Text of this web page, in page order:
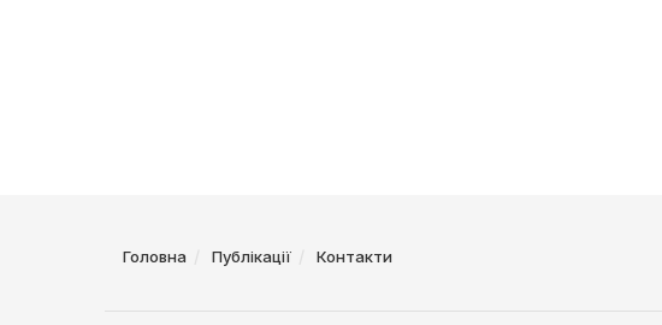
Головна Публікації Контакти